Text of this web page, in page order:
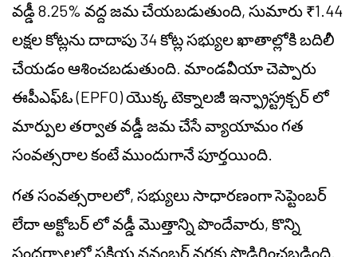
వడ్డీ 8.25% వద్ద జమ చేయబడుతుంది, సుమారు ₹1.44
లక్షల కోట్లను దాదాపు 34 కోట్ల సభ్యుల ఖాతాల్లోకి బదిలీ
చేయడం ఆశించబడుతుంది. మాండవీయా చెప్పారు
ఈపీఎఫ్ఓ (EPFO) యొక్క టెక్నాలజీ ఇన్ఫ్రాస్ట్రక్చర్ లో
మార్పుల తర్వాత వడ్డీ జమ చేసే వ్యాయామం గత
సంవత్సరాల కంటే ముందుగానే పూర్తయింది.
గత సంవత్సరాలలో, సభ్యులు సాధారణంగా సెప్టెంబర్
లేదా అక్టోబర్ లో వడ్డీ మొత్తాన్ని పొందేవారు, కొన్ని
సందర్భాలలో ప్రక్రియ నవంబర్ వరకు పొడిగించబడింది.